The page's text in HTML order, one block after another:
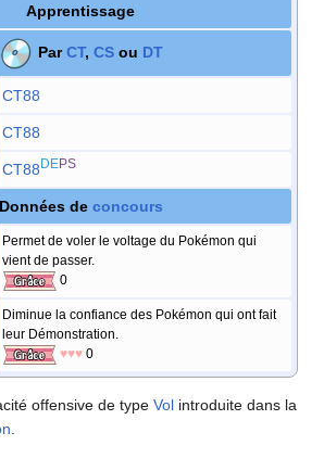
Apprentissage
ParCT, CSou DT
CT88
CT88
CT88 DEPS
Données de concours
Permet de voler le voltage du Pokémon qui
vient de passer.
0
Diminue la confiance des Pokémon qui ont fait
leur Démonstration.
♥♥♥ 0
offensive de type Vol introduite dans la